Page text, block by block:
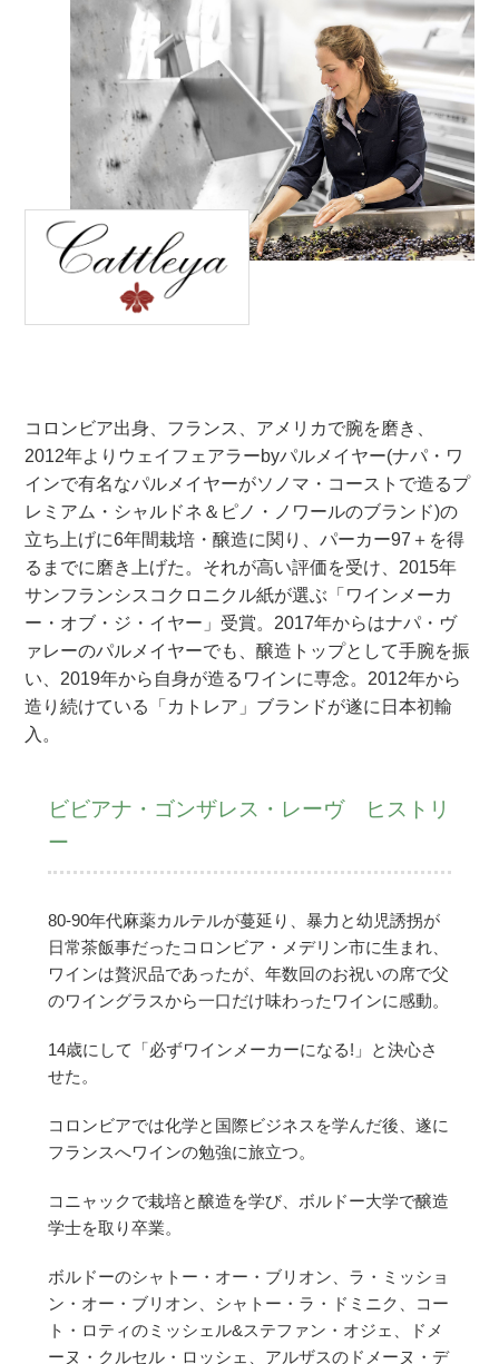
コロンビア出身、フランス、アメリカで腕を磨き、
2012年よりウェイフェアラーbyパルメイヤー(ナパ・ワ
インで有名なパルメイヤーがソノマ・コーストで造るプ
レミアム・シャルドネ＆ピノ・ノワールのブランド)の
立ち上げに6年間栽培・醸造に関り、パーカー97＋を得
るまでに磨き上げた。それが高い評価を受け、2015年
サンフランシスコクロニクル紙が選ぶ「ワインメーカ
ー・オブ・ジ・イヤー」受賞。2017年からはナパ・ヴ
ァレーのパルメイヤーでも、醸造トップとして手腕を振
い、2019年から自身が造るワインに専念。2012年から
造り続けている「カトレア」ブランドが遂に日本初輸
入。
ビビアナ・ゴンザレス・レーヴ ヒストリ
ー
80-90年代麻薬カルテルが蔓延り、暴力と幼児誘拐が
日常茶飯事だったコロンビア・メデリン市に生まれ、
ワインは贅沢品であったが、年数回のお祝いの席で父
のワイングラスから一口だけ味わったワインに感動。
14歳にして「必ずワインメーカーになる!」と決心さ
せた。
コロンビアでは化学と国際ビジネスを学んだ後、遂に
フランスへワインの勉強に旅立つ。
コニャックで栽培と醸造を学び、ボルドー大学で醸造
学士を取り卒業。
ボルドーのシャトー・オー・ブリオン、ラ・ミッショ
ン・オー・ブリオン、シャトー・ラ・ドミニク、コー
ト・ロティのミッシェル&ステファン・オジェ、ドメ
ーヌ・クルセル・ロッシェ、アルザスのドメーヌ・デ